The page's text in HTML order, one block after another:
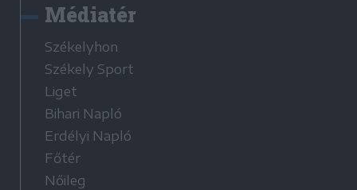
Médiatér
Székelyhon
Székely Sport
Liget
Bihari Napló
Erdélyi Napló
Főtér
Nőileg